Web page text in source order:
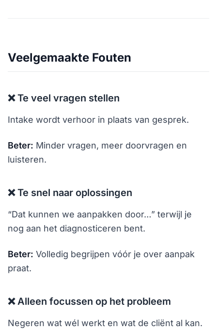
Veelgemaakte Fouten
❌ Te veel vragen stellen
Intake wordt verhoor in plaats van gesprek.
Beter: Minder vragen, meer doorvragen en
luisteren.
❌ Te snel naar oplossingen
“Dat kunnen we aanpakken door…” terwijl je
nog aan het diagnosticeren bent.
Beter: Volledig begrijpen vóór je over aanpak
praat.
❌ Alleen focussen op het probleem
Negeren wat wél werkt en wat de cliënt al kan.